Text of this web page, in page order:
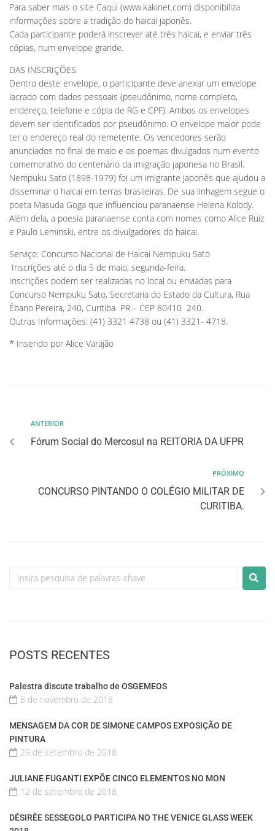
Para saber mais o site Caqui (www.kakinet.com) disponibiliza
informações sobre a tradição do haicai japonês.
Cada participante poderá inscrever até três haicai, e enviar três
cópias, num envelope grande.
DAS INSCRIÇÕES
Dentro deste envelope, o participante deve anexar um envelope
lacrado com dados pessoais (pseudônimo, nome completo,
endereço, telefone e cópia de RG e CPF). Ambos os envelopes
devem ser identificados por pseudônimo. O envelope maior pode
ter o endereço real do remetente. Os vencedores serão
anunciados no final de maio e os poemas divulgados num evento
comemorativo do centenário da imigração japonesa no Brasil.
Nempuku Sato (1898-1979) foi um imigrante japonês que ajudou a
disseminar o haicai em terras brasileiras. De sua linhagem segue o
poeta Masuda Goga que influenciou paranaense Helena Kolody.
Além dela, a poesia paranaense conta com nomes como Alice Ruiz
e Paulo Leminski, entre os divulgadores do haicai.
Serviço: Concurso Nacional de Haicai Nempuku Sato
 Inscrições até o dia 5 de maio, segunda-feira.
Inscrições podem ser realizadas no local ou enviadas para
Concurso Nempuku Sato, Secretaria do Estado da Cultura, Rua
Ébano Pereira, 240, Curitiba  PR – CEP 80410  240.
Outras Informações: (41) 3321 4738 ou (41) 3321- 4718.
* Inserido por Alice Varajão
ANTERIOR
Fórum Social do Mercosul na REITORIA DA UFPR
PRÓXIMO
CONCURSO PINTANDO O COLÉGIO MILITAR DE
CURITIBA.
POSTS RECENTES
Palestra discute trabalho de OSGEMEOS
8 de novembro de 2018
MENSAGEM DA COR DE SIMONE CAMPOS EXPOSIÇÃO DE
PINTURA
29 de setembro de 2018
JULIANE FUGANTI EXPÕE CINCO ELEMENTOS NO MON
12 de setembro de 2018
DÉSIRÈE SESSEGOLO PARTICIPA NO THE VENICE GLASS WEEK